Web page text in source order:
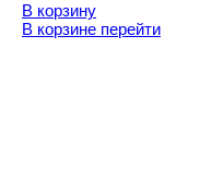
В корзину
В корзине перейти